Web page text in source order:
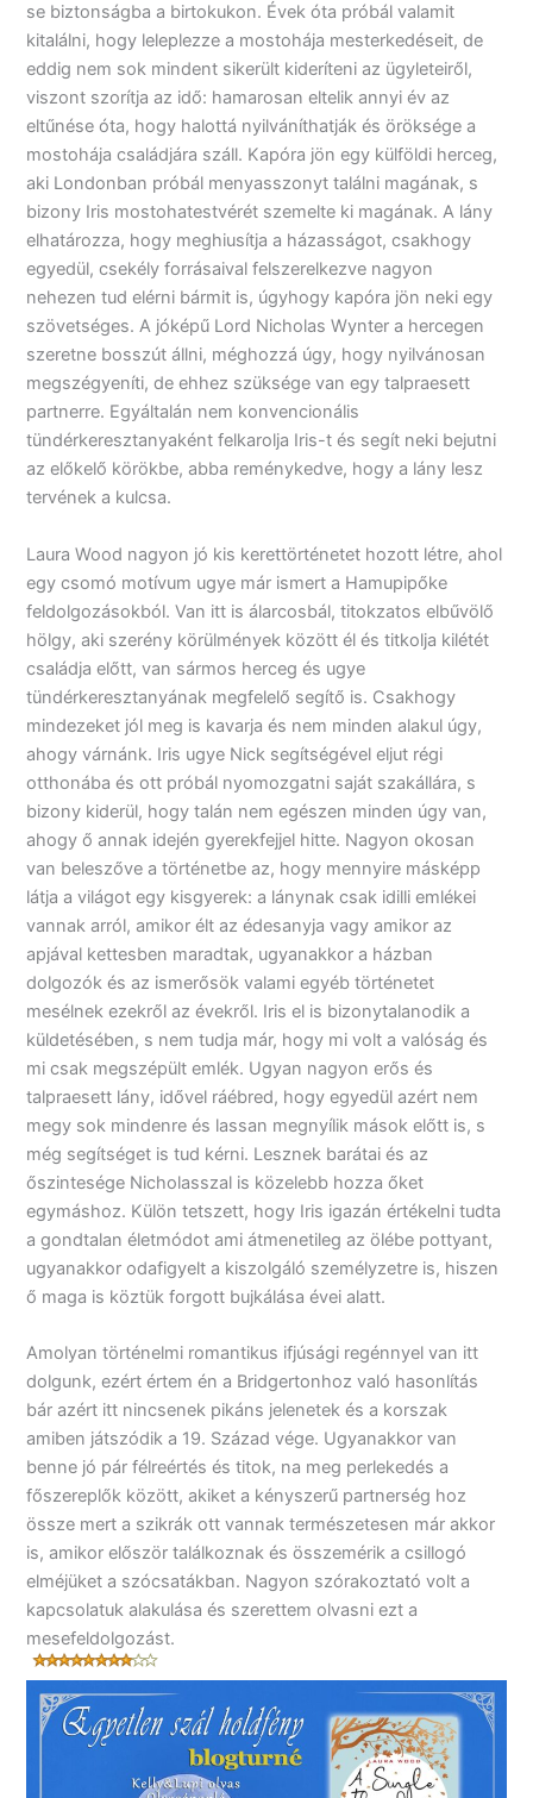
se biztonságba a birtokukon. Évek óta próbál valamit
kitalálni, hogy leleplezze a mostohája mesterkedéseit, de
eddig nem sok mindent sikerült kideríteni az ügyleteiről,
viszont szorítja az idő: hamarosan eltelik annyi év az
eltűnése óta, hogy halottá nyilváníthatják és öröksége a
mostohája családjára száll. Kapóra jön egy külföldi herceg,
aki Londonban próbál menyasszonyt találni magának, s
bizony Iris mostohatestvérét szemelte ki magának. A lány
elhatározza, hogy meghiusítja a házasságot, csakhogy
egyedül, csekély forrásaival felszerelkezve nagyon
nehezen tud elérni bármit is, úgyhogy kapóra jön neki egy
szövetséges. A jóképű Lord Nicholas Wynter a hercegen
szeretne bosszút állni, méghozzá úgy, hogy nyilvánosan
megszégyeníti, de ehhez szüksége van egy talpraesett
partnerre. Egyáltalán nem konvencionális
tündérkeresztanyaként felkarolja Iris-t és segít neki bejutni
az előkelő körökbe, abba reménykedve, hogy a lány lesz
tervének a kulcsa.
Laura Wood nagyon jó kis kerettörténetet hozott létre, ahol
egy csomó motívum ugye már ismert a Hamupipőke
feldolgozásokból. Van itt is álarcosbál, titokzatos elbűvölő
hölgy, aki szerény körülmények között él és titkolja kilétét
családja előtt, van sármos herceg és ugye
tündérkeresztanyának megfelelő segítő is. Csakhogy
mindezeket jól meg is kavarja és nem minden alakul úgy,
ahogy várnánk. Iris ugye Nick segítségével eljut régi
otthonába és ott próbál nyomozgatni saját szakállára, s
bizony kiderül, hogy talán nem egészen minden úgy van,
ahogy ő annak idején gyerekfejjel hitte. Nagyon okosan
van beleszőve a történetbe az, hogy mennyire másképp
látja a világot egy kisgyerek: a lánynak csak idilli emlékei
vannak arról, amikor élt az édesanyja vagy amikor az
apjával kettesben maradtak, ugyanakkor a házban
dolgozók és az ismerősök valami egyéb történetet
mesélnek ezekről az évekről. Iris el is bizonytalanodik a
küldetésében, s nem tudja már, hogy mi volt a valóság és
mi csak megszépült emlék. Ugyan nagyon erős és
talpraesett lány, idővel ráébred, hogy egyedül azért nem
megy sok mindenre és lassan megnyílik mások előtt is, s
még segítséget is tud kérni. Lesznek barátai és az
őszintesége Nicholasszal is közelebb hozza őket
egymáshoz. Külön tetszett, hogy Iris igazán értékelni tudta
a gondtalan életmódot ami átmenetileg az ölébe pottyant,
ugyanakkor odafigyelt a kiszolgáló személyzetre is, hiszen
ő maga is köztük forgott bujkálása évei alatt.
Amolyan történelmi romantikus ifjúsági regénnyel van itt
dolgunk, ezért értem én a Bridgertonhoz való hasonlítás
bár azért itt nincsenek pikáns jelenetek és a korszak
amiben játszódik a 19. Század vége. Ugyanakkor van
benne jó pár félreértés és titok, na meg perlekedés a
főszereplők között, akiket a kényszerű partnerség hoz
össze mert a szikrák ott vannak természetesen már akkor
is, amikor először találkoznak és összemérik a csillogó
elméjüket a szócsatákban. Nagyon szórakoztató volt a
kapcsolatuk alakulása és szerettem olvasni ezt a
mesefeldolgozást.